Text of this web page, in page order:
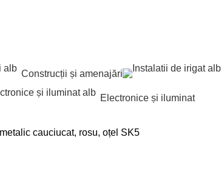
Construcții și amenajări
Electronice și iluminat
cauciucat, rosu, oțel SK5